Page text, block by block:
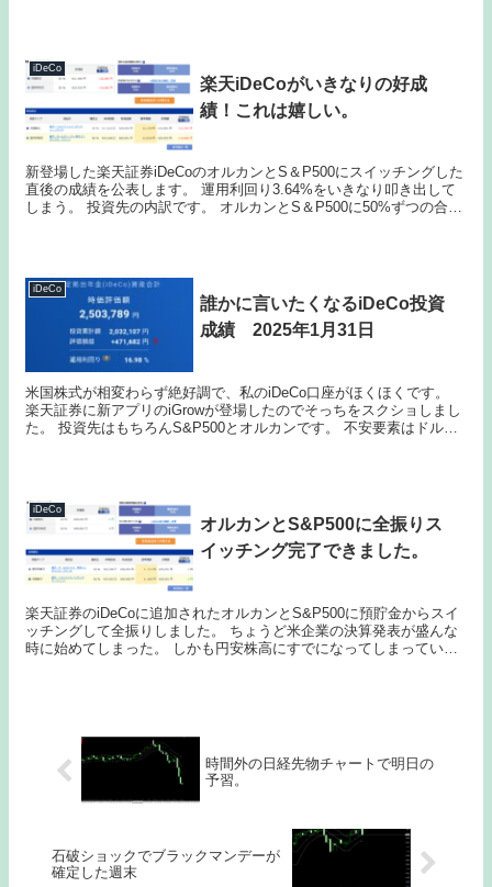
iDeCo
楽天iDeCoがいきなりの好成
績！これは嬉しい。
新登場した楽天証券iDeCoのオルカンとS＆P500にスイッチングした
直後の成績を公表します。 運用利回り3.64%をいきなり叩き出して
しまう。 投資先の内訳です。 オルカンとS＆P500に50%ずつの合計
iDeCo
誰かに言いたくなるiDeCo投資
成績 2025年1月31日
米国株式が相変わらず絶好調で、私のiDeCo口座がほくほくです。
楽天証券に新アプリのiGrowが登場したのでそっちをスクショしまし
た。 投資先はもちろんS&P500とオルカンです。 不安要素はドル円
iDeCo
オルカンとS&P500に全振りス
イッチング完了できました。
楽天証券のiDeCoに追加されたオルカンとS&P500に預貯金からスイ
ッチングして全振りしました。 ちょうど米企業の決算発表が盛んな
時に始めてしまった。 しかも円安株高にすでになってしまっている
時間外の日経先物チャートで明日の
予習。
石破ショックでブラックマンデーが
確定した週末